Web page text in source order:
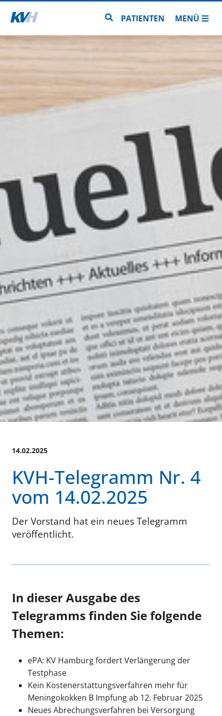
Zur Startseite Zur Seitensuche
PATIENTEN MENÜ
14.02.2025
KVH-Telegramm Nr. 4
vom 14.02.2025
Der Vorstand hat ein neues Telegramm
veröffentlicht.
In dieser Ausgabe des
Telegramms finden Sie folgende
Themen:
ePA: KV Hamburg fordert Verlängerung der
Testphase
Kein Kostenerstattungsverfahren mehr für
Meningokokken B Impfung ab 12. Februar 2025
Neues Abrechungsverfahren bei Versorgung